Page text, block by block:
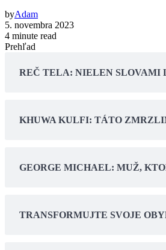
byAdam
5. novembra 2023
4 minute read
Prehľad
REČ TELA: NIELEN SLOVAMI
KHUWA KULFI: TÁTO
GEORGE MICHAEL: MUŽ,
TRANSFORMUJTE SVOJE